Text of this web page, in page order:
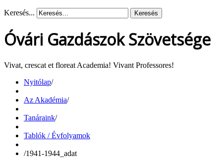
Keresés... Keresés
Óvári Gazdászok Szövetsége
Vivat, crescat et floreat Academia! Vivant Professores!
Nyitólap/
Az Akadémia/
Tanáraink/
Tablók / Évfolyamok
/1941-1944_adat